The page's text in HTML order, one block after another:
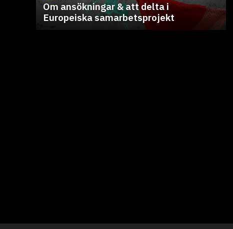
Om ansökningar & att delta i
Europeiska samarbetsprojekt